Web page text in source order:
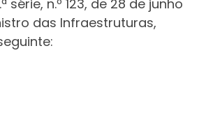
série, n.º 123, de 28 de junho
das Infraestruturas,